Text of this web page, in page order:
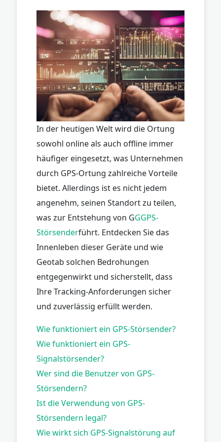
In der heutigen Welt wird die Ortung
sowohl online als auch offline immer
häufiger eingesetzt, was Unternehmen
durch GPS-Ortung zahlreiche Vorteile
bietet. Allerdings ist es nicht jedem
angenehm, seinen Standort zu teilen,
was zur Entstehung von GGGPS-
Störsenderführt. Entdecken Sie das
Innenleben dieser Geräte und wie
Geotab solchen Bedrohungen
entgegenwirkt und sicherstellt, dass
Ihre Tracking-Anforderungen sicher
und zuverlässig erfüllt werden.
Wie funktioniert ein GPS-Störsender?
Wie funktioniert ein GPS-
Signalstörsender?
Wer sind die Benutzer von GPS-
Störsendern?
Ist die Verwendung von GPS-
Störsendern legal?
Wie wirkt sich GPS-Signalstörung auf